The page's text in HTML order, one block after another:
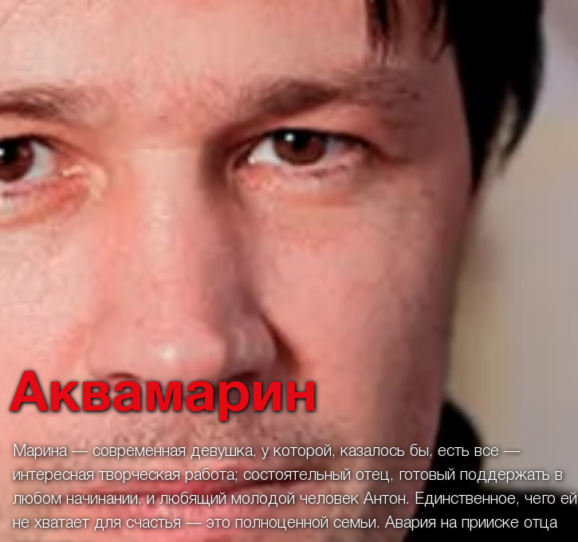
Аквамарин
Марина — современная девушка, у которой, казалось бы, есть все —
интересная творческая работа; состоятельный отец, готовый поддержать в
любом начинании, и любящий молодой человек Антон. Единственное, чего ей
не хватает для счастья — это полноценной семьи. Авария на прииске отца